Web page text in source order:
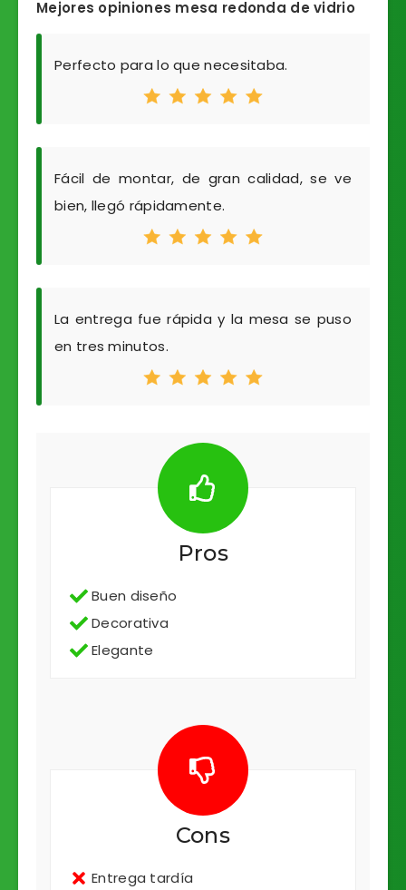
Mejores opiniones mesa redonda de vidrio
Perfecto para lo que necesitaba.
Fácil de montar, de gran calidad, se ve
bien, llegó rápidamente.
La entrega fue rápida y la mesa se puso
en tres minutos.
Pros
Buen diseño
Decorativa
Elegante
Cons
Entrega tardía